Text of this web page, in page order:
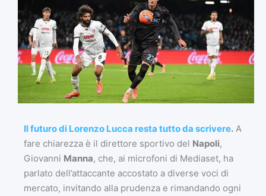
Il futuro di Lorenzo Lucca resta tutto da scrivere. A
fare chiarezza è il direttore sportivo del Napoli,
Giovanni Manna, che, ai microfoni di Mediaset, ha
parlato dell’attaccante accostato a diverse voci di
mercato, invitando alla prudenza e rimandando ogni